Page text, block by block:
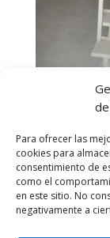
Para ofrecer las
cookies para
consentimiento de
como el
en este sitio. No
negativamente a